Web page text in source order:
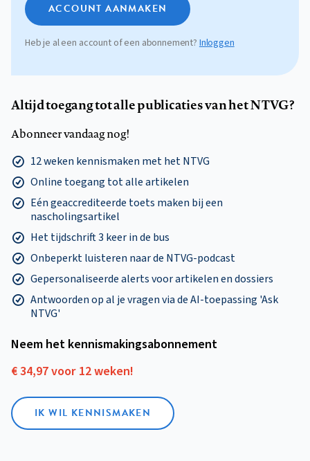
ACCOUNT AANMAKEN
Heb je al een account of een abonnement? Inloggen
Altijd toegang tot alle publicaties van het NTVG?
Abonneer vandaag nog!
12 weken kennismaken met het NTVG
Online toegang tot alle artikelen
Eén geaccrediteerde toets maken bij een
nascholingsartikel
Het tijdschrift 3 keer in de bus
Onbeperkt luisteren naar de NTVG-podcast
Gepersonaliseerde alerts voor artikelen en dossiers
Antwoorden op al je vragen via de AI-toepassing 'Ask
NTVG'
Neem het kennismakings­abonnement
€ 34,97 voor 12 weken!
IK WIL KENNISMAKEN